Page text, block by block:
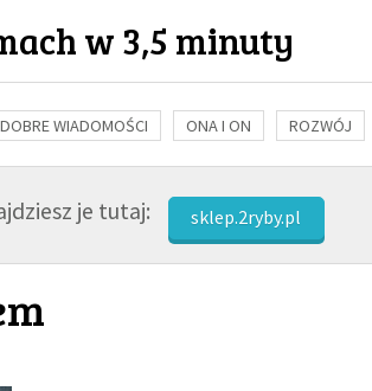
w 3,5 minuty
WIADOMOŚCI ONA I ON ROZWÓJ
BIBLIA KOBIETA MĘŻCZYZNA RELIGIE
je tutaj: sklep.2ryby.pl